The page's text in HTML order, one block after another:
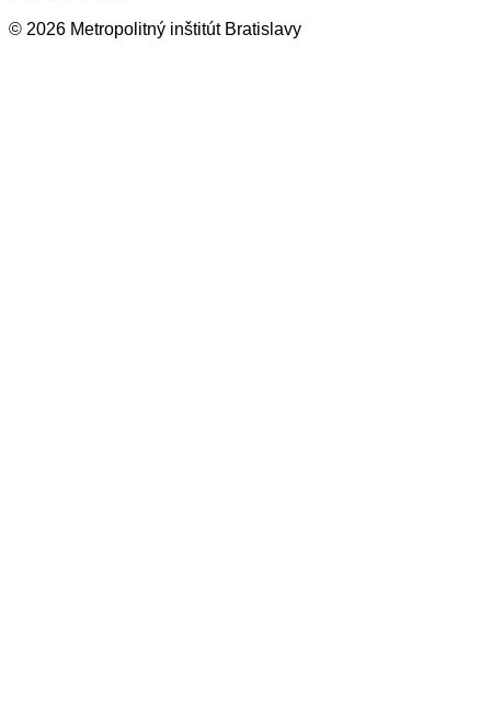
© 2026 Metropolitný inštitút Bratislavy